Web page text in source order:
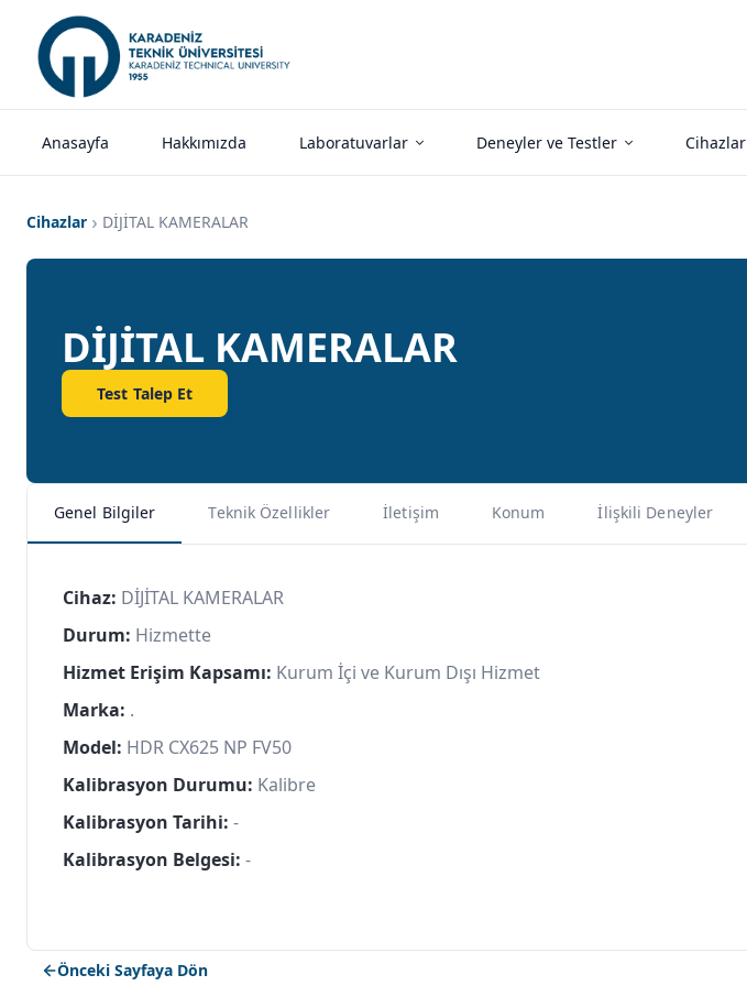
Anasayfa Hakkımızda Laboratuvarlar Deneyler ve Testler Cihazlar
Cihazlar DİJİTAL KAMERALAR
DİJİTAL KAMERALAR
Test Talep Et
Genel Bilgiler Teknik Özellikler İletişim Konum İlişkili Deneyler
Cihaz: DİJİTAL KAMERALAR
Durum: Hizmette
Hizmet Erişim Kapsamı: Kurum İçi ve Kurum Dışı Hizmet
Marka: .
Model: HDR CX625 NP FV50
Kalibrasyon Durumu: Kalibre
Kalibrasyon Tarihi: -
Kalibrasyon Belgesi: -
Önceki Sayfaya Dön